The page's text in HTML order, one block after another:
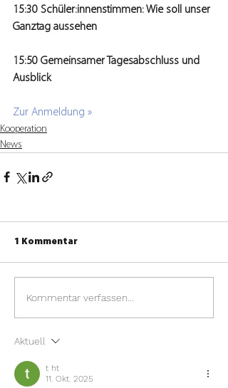
15:30 Schüler:innenstimmen: Wie soll unser
Ganztag aussehen
15:50 Gemeinsamer Tagesabschluss und
Ausblick
Zur Anmeldung »
Kooperation
News
1 Kommentar
Kommentar verfassen...
Aktuell
t ht
11. Okt. 2025